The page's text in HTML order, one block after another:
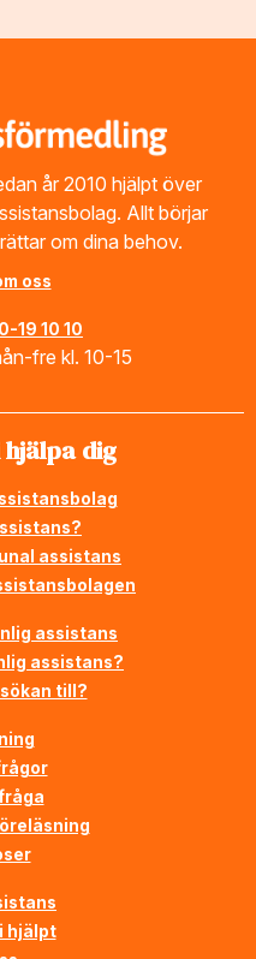
år 2010 hjälpt över
Allt börjar
om dina behov.
oss
19 10 10
fre kl. 10-15
dig
assistans
assistans
assistans?
till?
hjälpt